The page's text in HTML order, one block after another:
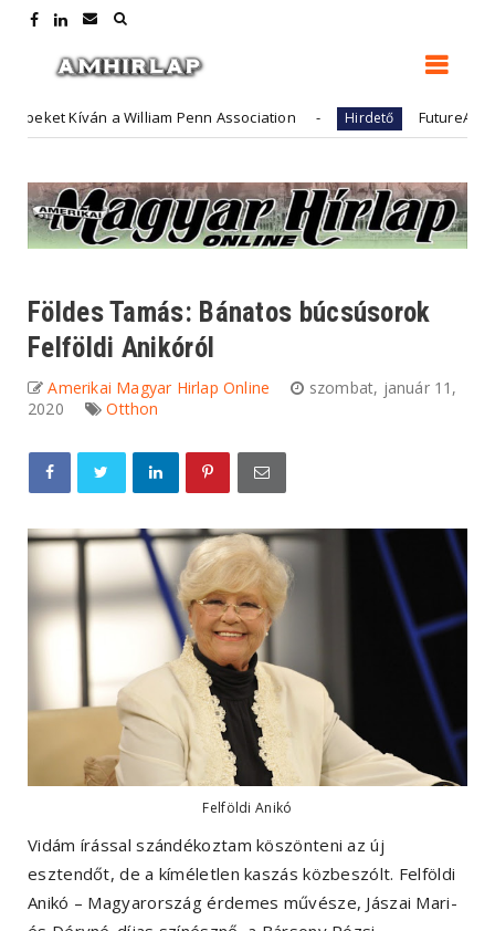
a William Penn Association Hirdető FutureArt - adóügyek és
Földes Tamás: Bánatos búcsúsorok
Felföldi Anikóról
Amerikai Magyar Hirlap Online
szombat, január 11,
2020
Otthon
Felföldi Anikó
Vidám írással szándékoztam köszönteni az új
esztendőt, de a kíméletlen kaszás közbeszólt. Felföldi
Anikó – Magyarország érdemes művésze, Jászai Mari-